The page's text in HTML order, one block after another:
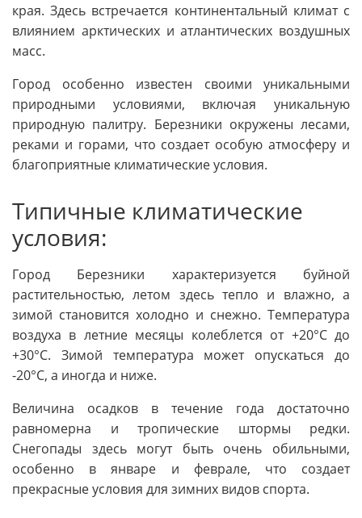
края. Здесь встречается континентальный климат с
влиянием арктических и атлантических воздушных
масс.
Город особенно известен своими уникальными
природными условиями, включая уникальную
природную палитру. Березники окружены лесами,
реками и горами, что создает особую атмосферу и
благоприятные климатические условия.
Типичные климатические
условия:
Город Березники характеризуется буйной
растительностью, летом здесь тепло и влажно, а
зимой становится холодно и снежно. Температура
воздуха в летние месяцы колеблется от +20°C до
+30°C. Зимой температура может опускаться до
-20°C, а иногда и ниже.
Величина осадков в течение года достаточно
равномерна и тропические штормы редки.
Снегопады здесь могут быть очень обильными,
особенно в январе и феврале, что создает
прекрасные условия для зимних видов спорта.